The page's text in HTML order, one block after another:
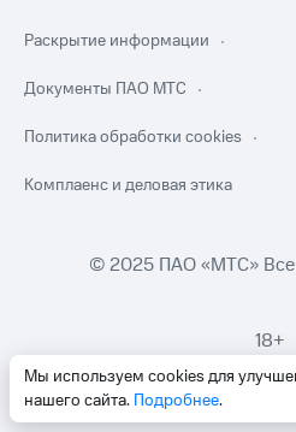
Мы используем cookies для
нашего сайта. Подробнее.
Раскрытие информации
Документы ПАО МТС
Политика обработки cookies
Комплаенс и деловая этика
© 2025 ПАО «МТС»
18+